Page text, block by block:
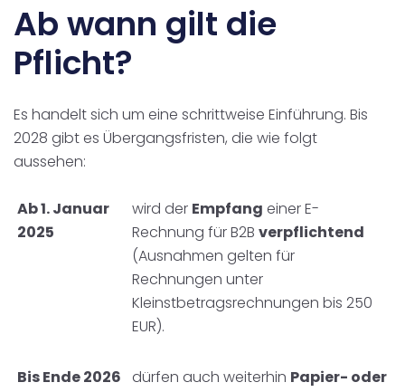
Ab wann gilt die
Pflicht?
Es handelt sich um eine schrittweise Einführung. Bis
2028 gibt es Übergangsfristen, die wie folgt
aussehen:
Ab 1. Januar
2025
wird der Empfang einer E-
Rechnung für B2Bverpflichtend
(Ausnahmen gelten für
Rechnungen unter
Kleinstbetragsrechnungen bis 250
EUR).
Bis Ende 2026 dürfen auch weiterhin Papier- oder